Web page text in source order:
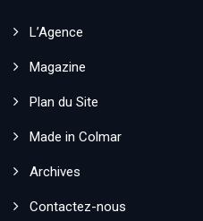
L’Agence
Magazine
Plan du Site
Made in Colmar
Archives
Contactez-nous